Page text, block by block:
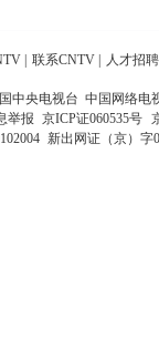
| 联系CNTV | 人才招聘
中央电视台 中国网络电
举报 京ICP证060535号
新出网证（京）